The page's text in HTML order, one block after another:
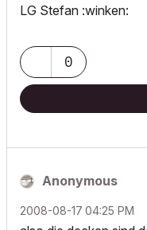
LG Stefan :winken:
0
Anonymous
‎2008-08-17 04:25 PM